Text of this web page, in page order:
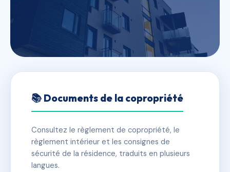
ANNAPURNA
Vanoise
✓ Immatriculée 🏠 32 lots 🏗 1 bâtiment(s)
📚 Documents de la copropriété
Consultez le règlement de copropriété, le
règlement intérieur et les consignes de
sécurité de la résidence, traduits en plusieurs
langues.